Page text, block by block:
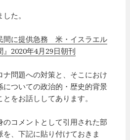
た。
間に提供急務 米・イスラエル
2020年4月29日朝刊
ナ問題への対策と、そこにおけ
についての政治的・歴史的背景
をお話ししてあります。
コメントとして引用された部
、下記に貼り付けておきま